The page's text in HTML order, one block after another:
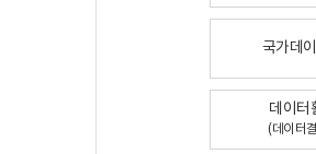
국가데
데이터
(데이터